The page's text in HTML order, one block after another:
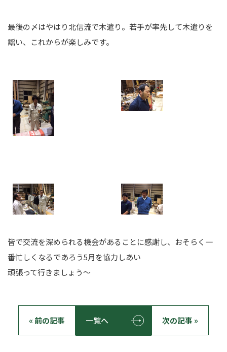
最後の〆はやはり北信流で木遣り。若手が率先して木遣りを
謡い、これからが楽しみです。
皆で交流を深められる機会があることに感謝し、おそらく一
番忙しくなるであろう5月を協力しあい
頑張って行きましょう～
« 前の記事 一覧へ 次の記事 »